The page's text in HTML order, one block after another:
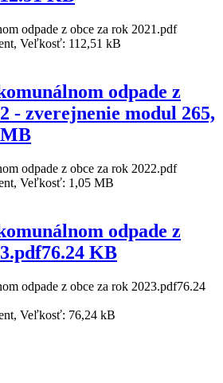
odpade z obce za rok 2021.pdf
Veľkosť: 112,51 kB
odpade z
- zverejnenie modul 265,
MB
odpade z obce za rok 2022.pdf
Veľkosť: 1,05 MB
odpade z
KB
odpade z obce za rok 2023.pdf76.24
Veľkosť: 76,24 kB